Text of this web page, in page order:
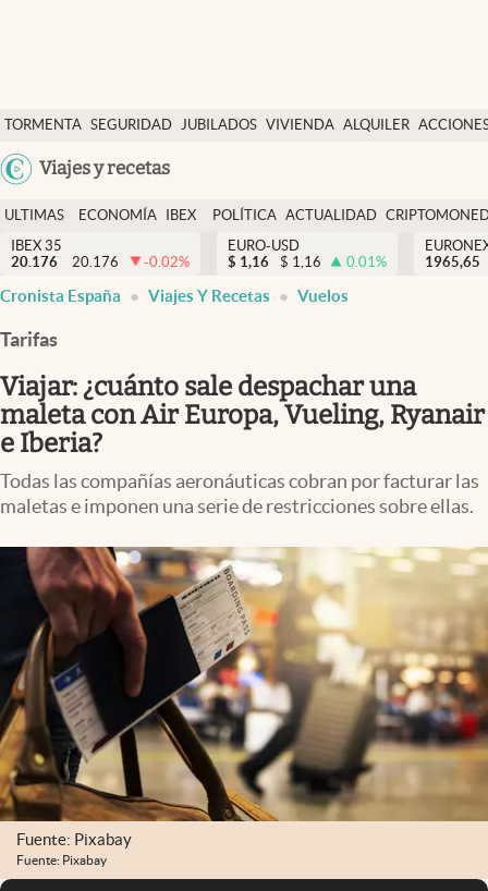
TORMENTA SEGURIDAD JUBILADOS VIVIENDA ALQUILER
USA
Viajes y recetas
Economía y finanzas
Política
Actualidad
Criptomonedas
España
ULTIMAS
NOTICIAS
ECONOMÍA
FINANZAS
IBEX
EURO
POLÍTICA ACTUALIDAD
IBEX 35
20.176
20.176 -0.02%
EURO-USD
$ 1,16 $ 1,16 0.01%
1965,65
Cronista España Viajes Y Recetas Vuelos
Tarifas
Viajar: ¿cuánto sale despachar una
maleta con Air Europa, Vueling, Ryanair
e Iberia?
Todas las compañías aeronáuticas cobran por facturar las
maletas e imponen una serie de restricciones sobre ellas.
Fuente: Pixabay
Fuente: Pixabay